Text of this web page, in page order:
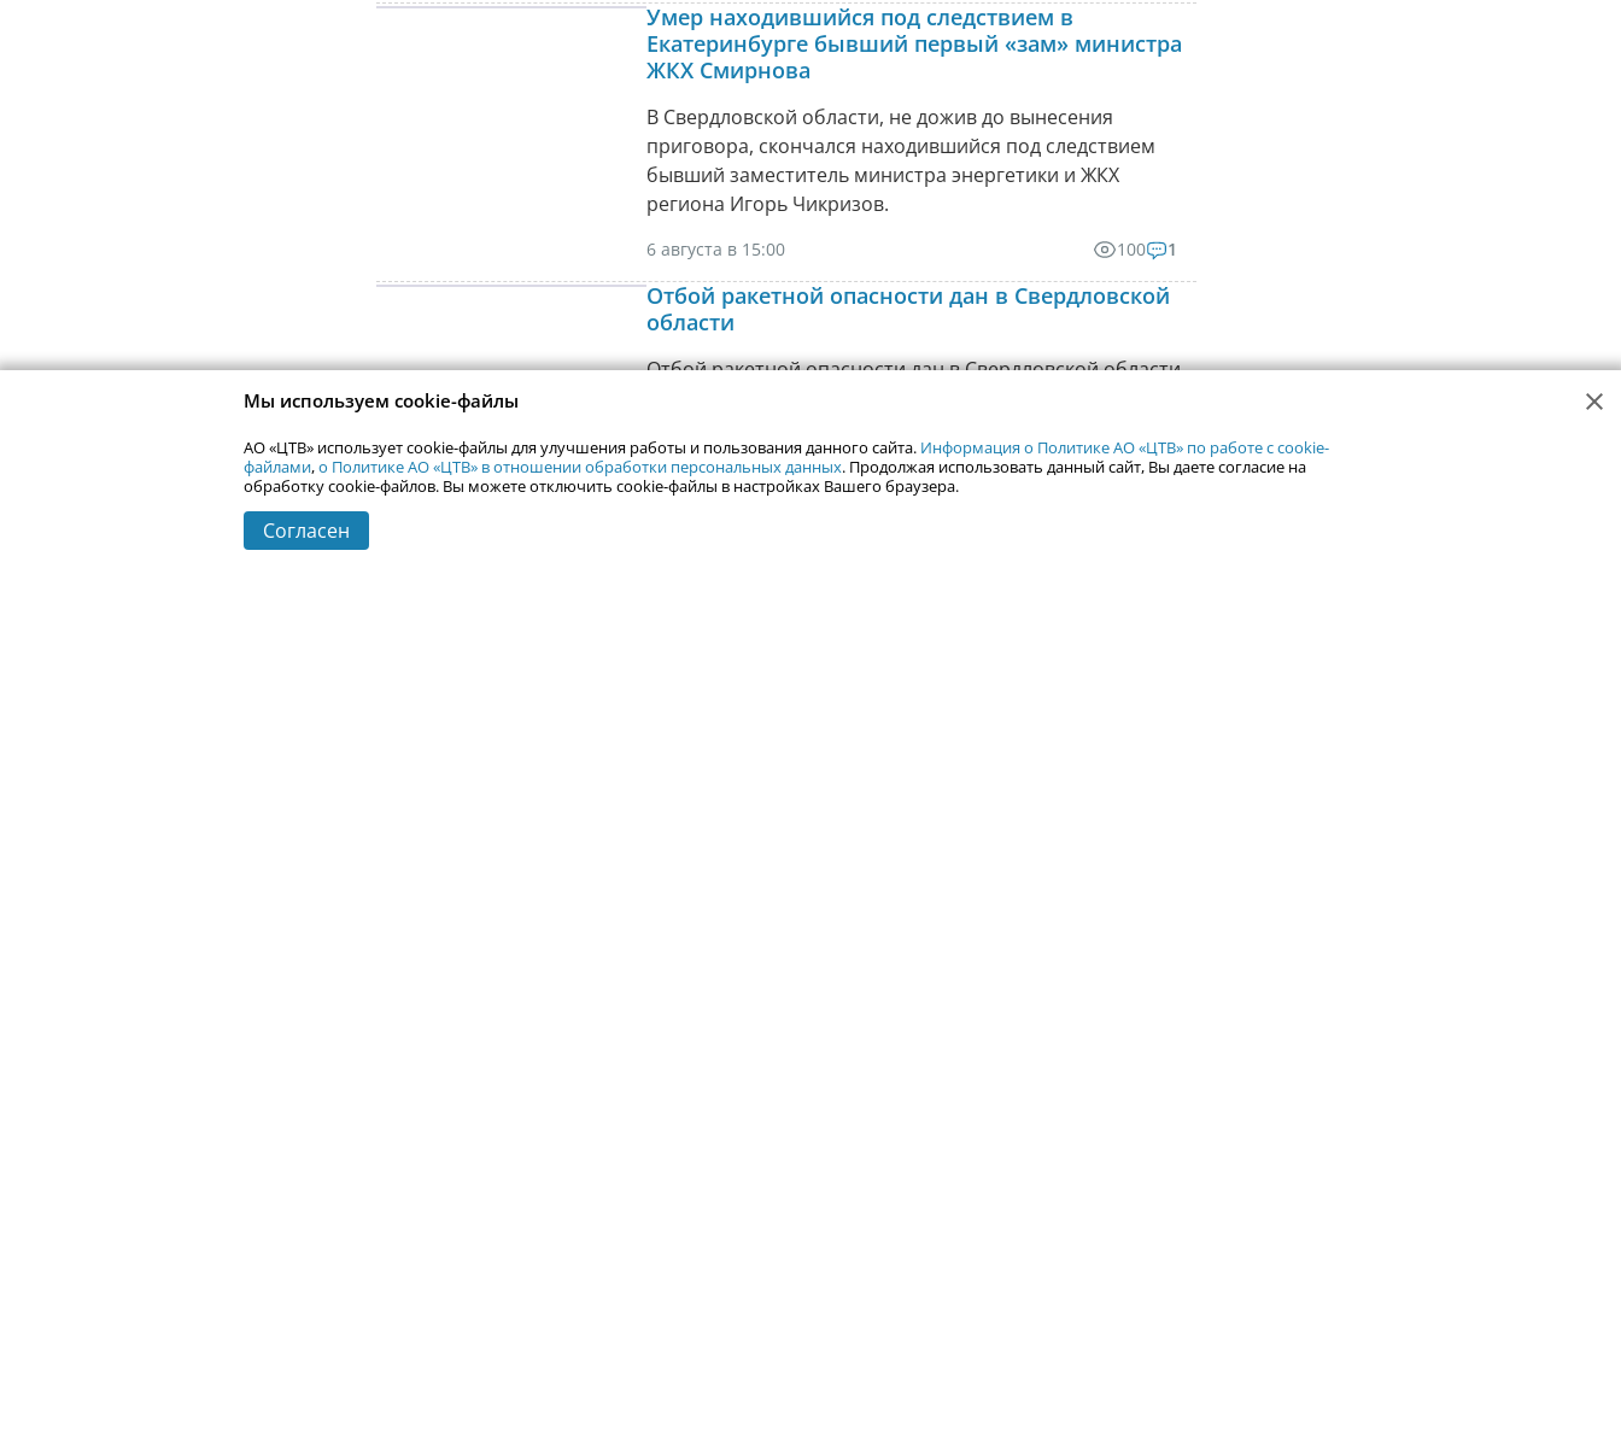
Умер находившийся под следствием в
Екатеринбурге бывший первый «зам» министра
ЖКХ Смирнова
В Свердловской области, не дожив до вынесения
приговора, скончался находившийся под следствием
бывший заместитель министра энергетики и ЖКХ
региона Игорь Чикризов.
6 августа в 15:00 100 1
Отбой ракетной опасности дан в Свердловской
области
Отбой ракетной опасности дан в Свердловской области.
сообщили, что ограничения на прием и выпуск
воздушных судов в аэропорту Кольцово сняты, передает
Мы используем cookie-файлы
АО «ЦТВ» использует cookie-файлы для улучшения работы и пользования данного сайта. Информация о Политике АО «ЦТВ» по работе с cookie-
файлами,о Политике АО «ЦТВ» в отношении обработки персональных данных. Продолжая использовать данный сайт, Вы даете согласие на
обработку cookie-файлов. Вы можете отключить cookie-файлы в настройках Вашего браузера.
Согласен